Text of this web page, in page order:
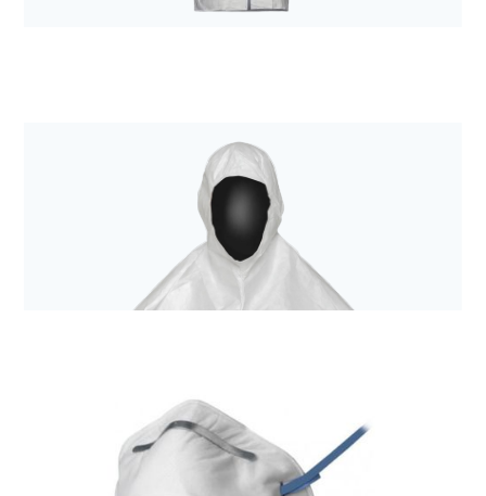
Dezynfekcja i środki ochrony indywidualnej
Fartuch ochronny z zamkiem błyskawicznym i
dwoma kieszeniami